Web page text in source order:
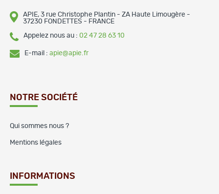
APIE, 3 rue Christophe Plantin - ZA Haute Limougère -
37230 FONDETTES - FRANCE
Appelez nous au : 02 47 28 63 10
E-mail : apie@apie.fr
NOTRE SOCIÉTÉ
Qui sommes nous ?
Mentions légales
INFORMATIONS